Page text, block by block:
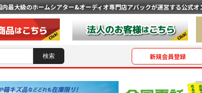
内最大級のホームシアター&オーディオ専門店アバックが運営する公式オ
新規会員登録